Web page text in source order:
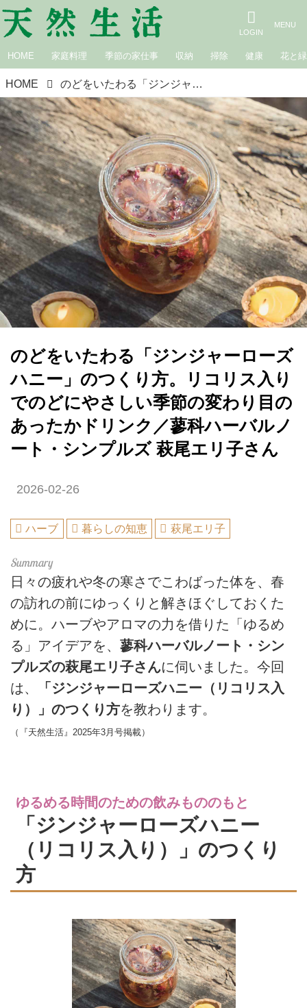
HOME 家庭料理 季節の家仕事 収納 掃除 健康 花と緑
HOME のどをいたわる「ジンジャーローズハニー」のつくり方。リコリス入りでのどにやさしい季節の変わり目のあったかドリンク／蓼科ハーバルノート・シンプルズ 萩尾エリ子さん
のどをいたわる「ジンジャーローズ
ハニー」のつくり方。リコリス入り
でのどにやさしい季節の変わり目の
あったかドリンク／蓼科ハーバルノ
ート・シンプルズ 萩尾エリ子さん
2026-02-26
ハーブ 暮らしの知恵 萩尾エリ子
日々の疲れや冬の寒さでこわばった体を、春
の訪れの前にゆっくりと解きほぐしておくた
めに。ハーブやアロマの力を借りた「ゆるめ
る」アイデアを、 蓼科ハーバルノート・シン
プルズの萩尾エリ子さんに伺いました。今回
は、
「ジンジャーローズハニー（リコリス入
り）」のつくり方を教わります。
（『天然生活』2025年3月号掲載）
ゆるめる時間のための飲みもののもと
「ジンジャーローズハニー
（リコリス入り）」のつくり
方